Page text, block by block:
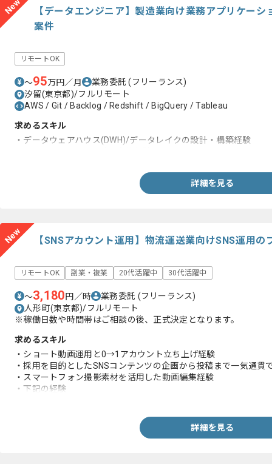
New
【データエンジニア】製造業向け業務アプリケー
案件
リモートOK
〜95万円／月 業務委託(フリーランス)
汐留(東京都)/フルリモート
AWS / Git / Backlog / Redshift / BigQuery / Tableau
求めるスキル
・データウェアハウス(DWH)/データレイクの設計・構築経験
詳細を見る
New 【SNSアカウント運用】物流運送業向けSNS運用
リモートOK 副業・複業 20代活躍中 30代活躍中
〜3,180円／時 業務委託 (フリーランス)
人形町(東京都)/フルリモート
※稼働日数や時間帯はご相談の後、正式決定となります。
求めるスキル
・ショート動画運用と0→1アカウント立ち上げ経験
・採用を目的としたSNSコンテンツの企画から投稿まで一気通貫
・スマートフォン撮影素材を活用した動画編集経験
・下記の経験
詳細を見る